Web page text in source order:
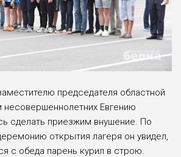
председателя областной
Евгению
сделать приезжим внушение. По
открытия лагеря он увидел,
с обеда парень курил в строю.